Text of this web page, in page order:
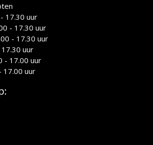
17.30 uur
- 17.30 uur
- 17.30 uur
uur
- 17.00 uur
17.00 uur